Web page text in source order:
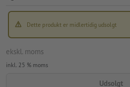
Dette produkt er midlertidig udsolgt
ekskl. moms
inkl. 25 % moms
Udsolgt